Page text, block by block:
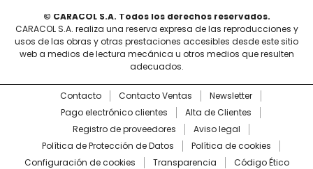
© CARACOL S.A. Todos los derechos reservados.
CARACOL S.A. realiza una reserva expresa de las reproducciones y
usos de las obras y otras prestaciones accesibles desde este sitio
web a medios de lectura mecánica u otros medios que resulten
adecuados.
Contacto Contacto Ventas
Newsletter
Pago electrónico clientes
Alta de Clientes
Registro de proveedores
Aviso legal
Política de Protección de Datos
Política de cookies
Configuración de cookies
Transparencia Código Ético